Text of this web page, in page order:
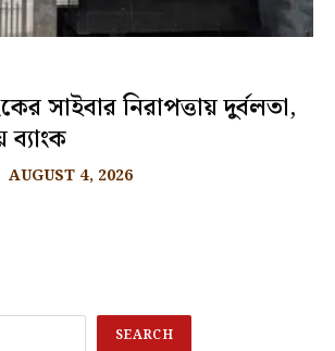
সাইবার নিরাপত্তায় দুর্বলতা,
ব্যাংক
AUGUST 4, 2026
SEARCH